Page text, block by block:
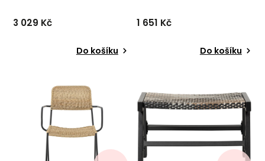
3 029 Kč
Do košíku
stylového nábytku BIZZOTTO
v provedení antracitově
stříkaného hliníku a
polštářku.
1 651 Kč
Do košíku
nábytku BIZZOTTO v
krásném hliníkovém
provedení.